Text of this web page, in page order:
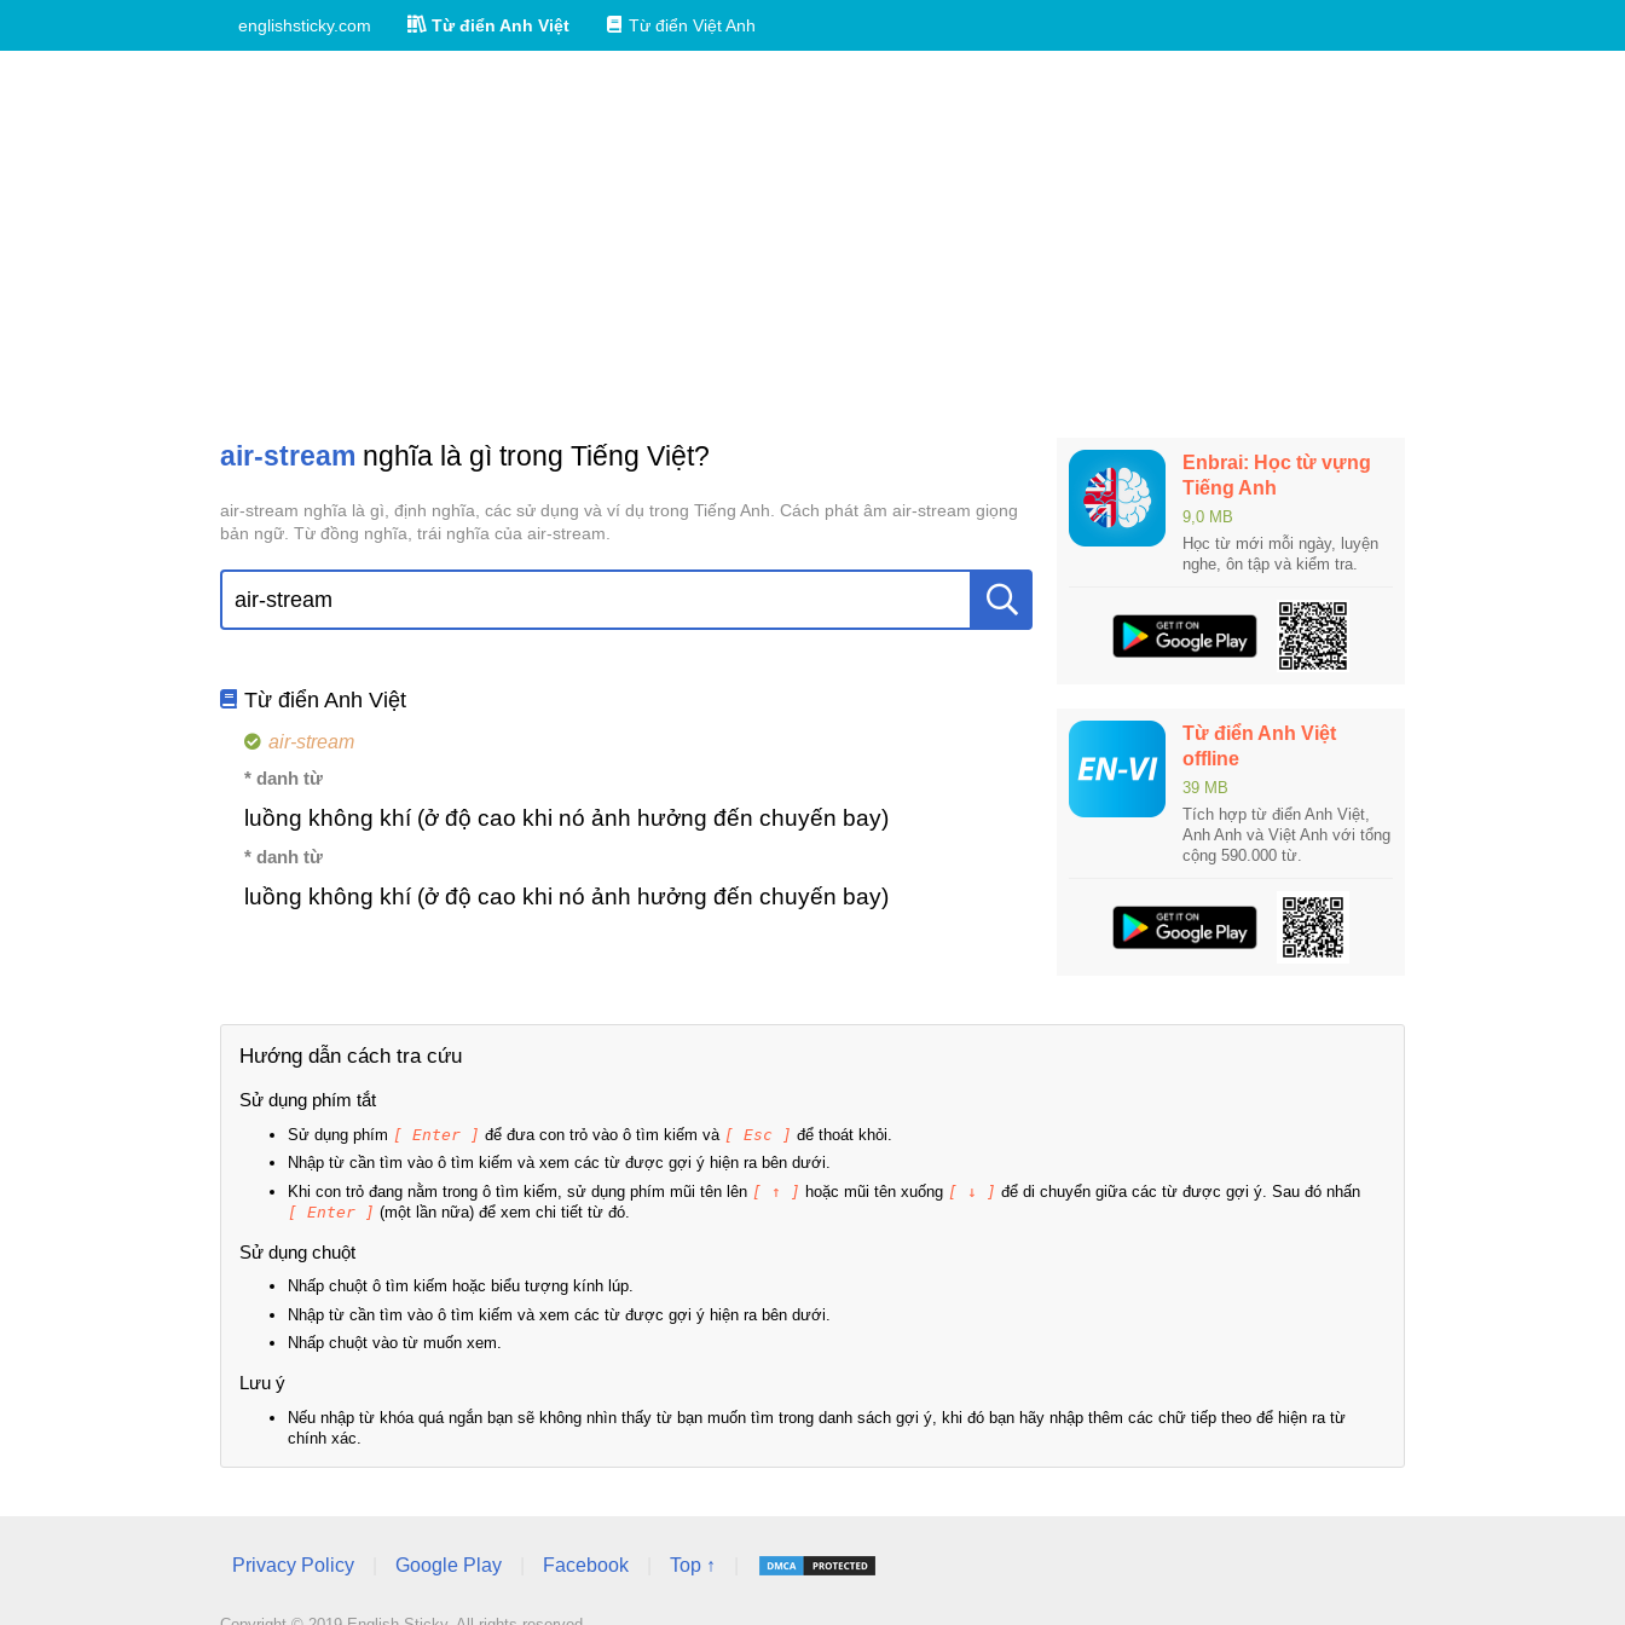
englishsticky.com Từ điển Anh Việt Từ điển Việt Anh
air-stream nghĩa là gì trong Tiếng Việt?
air-stream nghĩa là gì, định nghĩa, các sử dụng và ví dụ trong Tiếng Anh. Cách phát âm air-stream giọng
bản ngữ. Từ đồng nghĩa, trái nghĩa của air-stream.
Từ điển Anh Việt
air-stream
* danh từ
luồng không khí (ở độ cao khi nó ảnh hưởng đến chuyến bay)
* danh từ
luồng không khí (ở độ cao khi nó ảnh hưởng đến chuyến bay)
Enbrai: Học từ vựng
Tiếng Anh
9,0 MB
Học từ mới mỗi ngày, luyện
nghe, ôn tập và kiểm tra.
Từ điển Anh Việt
offline
39 MB
Tích hợp từ điển Anh Việt,
Anh Anh và Việt Anh với tổng
cộng 590.000 từ.
Hướng dẫn cách tra cứu
Sử dụng phím tắt
Sử dụng phím [ Enter ] để đưa con trỏ vào ô tìm kiếm và [ Esc ] để thoát khỏi.
Nhập từ cần tìm vào ô tìm kiếm và xem các từ được gợi ý hiện ra bên dưới.
Khi con trỏ đang nằm trong ô tìm kiếm, sử dụng phím mũi tên lên [ ↑ ] hoặc mũi tên xuống [ ↓ ] để di chuyển giữa các từ được gợi ý. Sau đó nhấn
[ Enter ] (một lần nữa) để xem chi tiết từ đó.
Sử dụng chuột
Nhấp chuột ô tìm kiếm hoặc biểu tượng kính lúp.
Nhập từ cần tìm vào ô tìm kiếm và xem các từ được gợi ý hiện ra bên dưới.
Nhấp chuột vào từ muốn xem.
Lưu ý
Nếu nhập từ khóa quá ngắn bạn sẽ không nhìn thấy từ bạn muốn tìm trong danh sách gợi ý, khi đó bạn hãy nhập thêm các chữ tiếp theo để hiện ra từ
chính xác.
Privacy Policy Google Play Facebook Top ↑